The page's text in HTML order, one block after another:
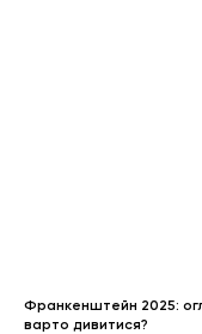
Франкенштейн 2025:
варто дивитися?